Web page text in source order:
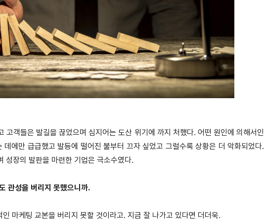
고객들은 발길을 끊었으며 심지어는 도산 위기에 까지 처했다. 어떤 원인에 의해서인
데에만 급급했고 발등에 떨어진 불부터 끄자 싶었고 그럴수록 상황은 더 악화되었다.
성장의 발판을 마련한 기업은 극소수였다.
관성을 버리지 못했으니까.
마케팅 교본을 버리지 못할 것이라고. 지금 잘 나가고 있다면 더더욱.